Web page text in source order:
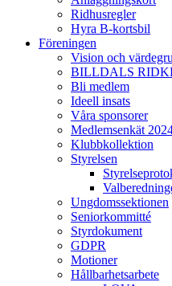
Ridhusregler
Hyra B-kortsbil
Föreningen
Vision och
BILLDALS
Bli medlem
Ideell insats
Våra sponsorer
Medlemsenkät
Klubbkollektion
Styrelsen
Ungdomssektionen
Seniorkommitté
Styrdokument
GDPR
Motioner
Hållbarhetsarbete